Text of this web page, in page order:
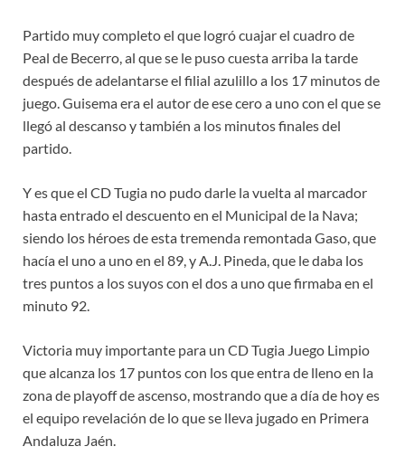
Partido muy completo el que logró cuajar el cuadro de
Peal de Becerro, al que se le puso cuesta arriba la tarde
después de adelantarse el filial azulillo a los 17 minutos de
juego. Guisema era el autor de ese cero a uno con el que se
llegó al descanso y también a los minutos finales del
partido.
Y es que el CD Tugia no pudo darle la vuelta al marcador
hasta entrado el descuento en el Municipal de la Nava;
siendo los héroes de esta tremenda remontada Gaso, que
hacía el uno a uno en el 89, y A.J. Pineda, que le daba los
tres puntos a los suyos con el dos a uno que firmaba en el
minuto 92.
Victoria muy importante para un CD Tugia Juego Limpio
que alcanza los 17 puntos con los que entra de lleno en la
zona de playoff de ascenso, mostrando que a día de hoy es
el equipo revelación de lo que se lleva jugado en Primera
Andaluza Jaén.